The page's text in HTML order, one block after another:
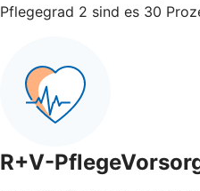
Pflegegrad 2 sind es 30
R+V-